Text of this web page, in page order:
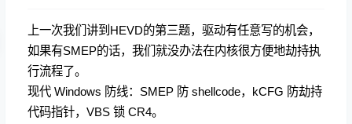
上一次我们讲到HEVD的第三题，驱动有任意写的机会，
如果有SMEP的话，我们就没办法在内核很方便地劫持执
行流程了。
现代 Windows 防线：SMEP 防 shellcode，kCFG 防劫持
代码指针，VBS 锁 CR4。